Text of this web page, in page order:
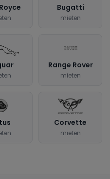
Bugatti
mieten
Range Rover
mieten
Corvette
mieten